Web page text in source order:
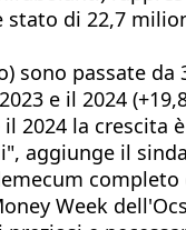
di 22,7
passate
e il 2024
2024 la crescita
aggiunge il
Week